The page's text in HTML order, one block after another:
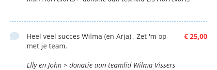
€ 25,00
Heel veel succes Wilma (en Arja) , Zet 'm op
met je team.
Elly en John > donatie aan teamlid Wilma Vissers